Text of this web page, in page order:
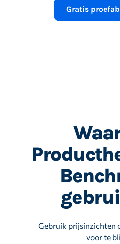
Gratis
Gebruik prijsinzichten
voor te